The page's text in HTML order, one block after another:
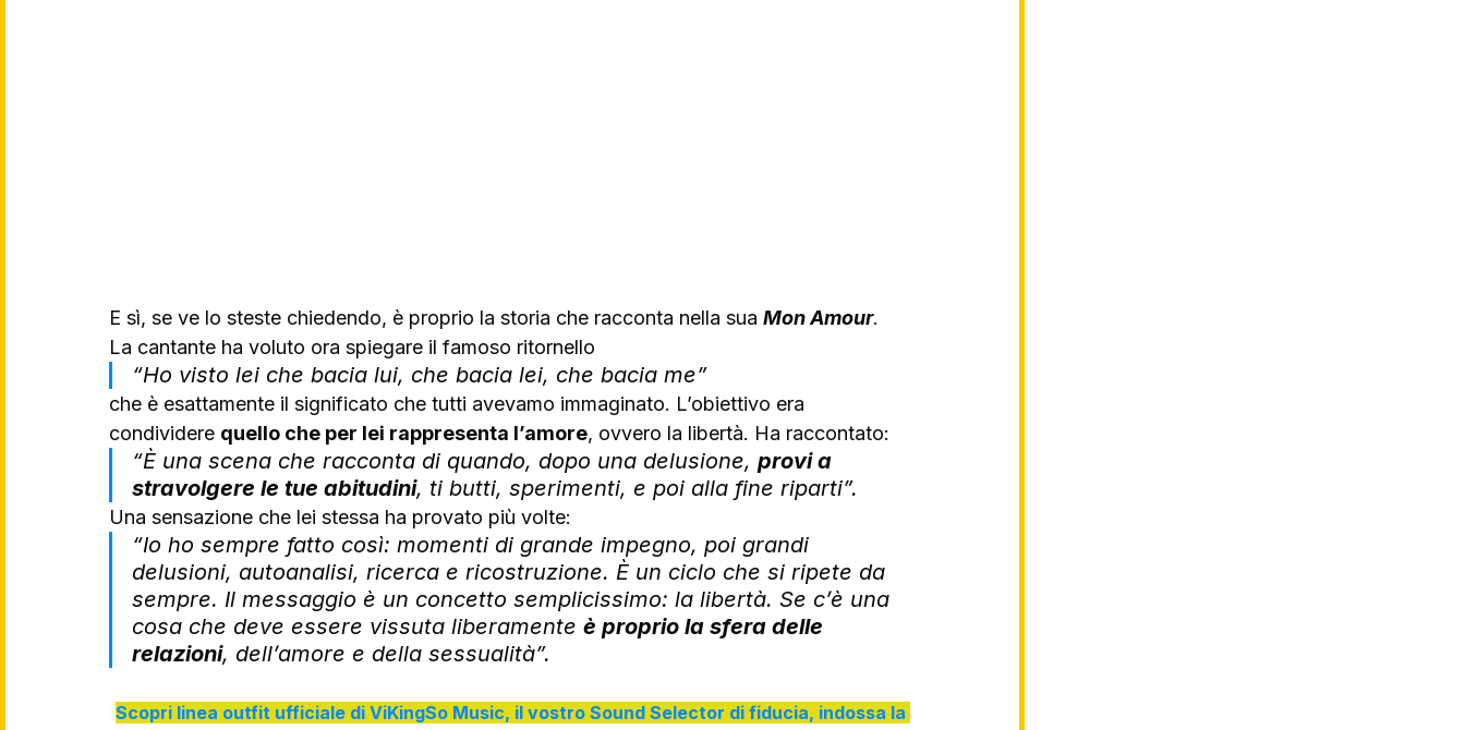
E sì, se ve lo steste chiedendo, è proprio la storia che racconta nella sua Mon Amour.
La cantante ha voluto ora spiegare il famoso ritornello
“Ho visto lei che bacia lui, che bacia lei, che bacia me”
che è esattamente il significato che tutti avevamo immaginato. L’obiettivo era
condividere quello che per lei rappresenta l’amore, ovvero la libertà. Ha raccontato:
“È una scena che racconta di quando, dopo una delusione, provi a
stravolgere le tue abitudini, ti butti, sperimenti, e poi alla fine riparti”.
Una sensazione che lei stessa ha provato più volte:
“Io ho sempre fatto così: momenti di grande impegno, poi grandi
delusioni, autoanalisi, ricerca e ricostruzione. È un ciclo che si ripete da
sempre. Il messaggio è un concetto semplicissimo: la libertà. Se c’è una
cosa che deve essere vissuta liberamente è proprio la sfera delle
relazioni, dell’amore e della sessualità”.
Scopri linea outfit ufficiale di ViKingSo Music, il vostro Sound Selector di fiducia, indossa la